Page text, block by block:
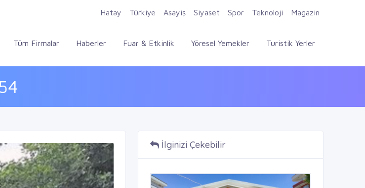
Firma Ekle Kayıt Ol Giriş Yap
Tüm Firmalar Haberler Fuar & Etkinlik Yöresel Yemekler Turistik Yerler
Hatay Türkiye Asayiş Siyaset Spor Teknoloji Magazin
İlginizi Çekebilir